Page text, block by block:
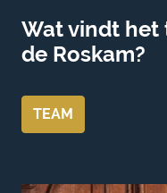
Wat vindt het
de Roskam?
TEAM